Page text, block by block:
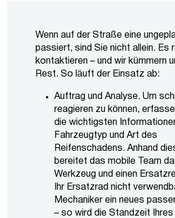
Wenn auf der Straße eine
passiert, sind Sie nicht allein. Es
kontaktieren – und wir kümmern
Rest. So läuft der Einsatz ab:
Auftrag und Analyse. Um
reagieren zu können,
die wichtigsten
Fahrzeugtyp und Art des
Reifenschadens. Anhand
bereitet das mobile Team
Werkzeug und einen
Ihr Ersatzrad nicht
Mechaniker ein neues
– so wird die Standzeit